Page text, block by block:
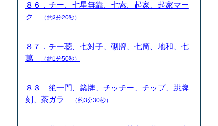
８６．チー、七星無靠、七索、起家、起家マー
ク
（約3分20秒）
８７．チー聴、七対子、砌牌、七筒、地和、七
萬
（約1分50秒）
８８．絶一門、築牌、チッチー、チップ、跳牌
刻、茶ガラ
（約3分30秒）